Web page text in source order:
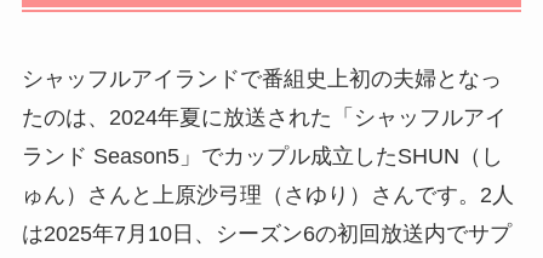
シャッフルアイランドで番組史上初の夫婦となっ
たのは、2024年夏に放送された「シャッフルアイ
ランド Season5」でカップル成立したSHUN（し
ゅん）さんと上原沙弓理（さゆり）さんです。2人
は2025年7月10日、シーズン6の初回放送内でサプ